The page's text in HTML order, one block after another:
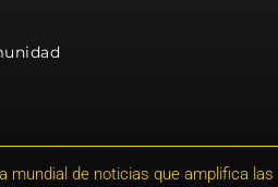
de noticias que amplifica